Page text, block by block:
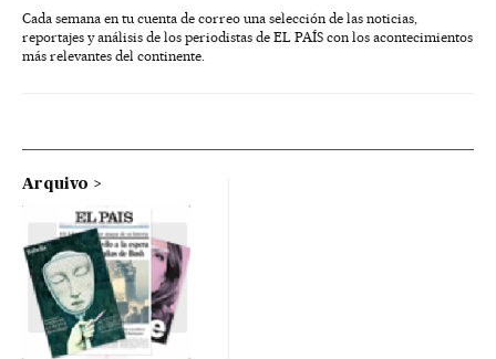
Cada semana en tu cuenta de correo una selección de las noticias,
reportajes y análisis de los periodistas de EL PAÍS con los acontecimientos
más relevantes del continente.
Arquivo